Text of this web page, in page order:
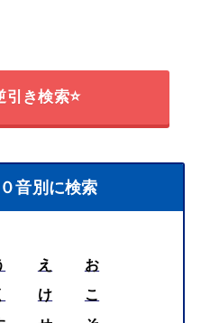
引き検索⭐
音別に検索
え
お
け
こ